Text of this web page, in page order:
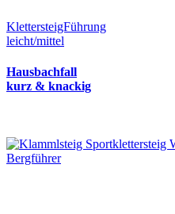
KlettersteigFührung
leicht/mittel
Hausbachfall
kurz & knackig